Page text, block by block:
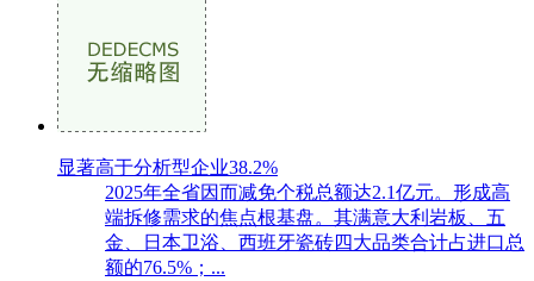
显著高于分析型企业38.2%
2025年全省因而减免个税总额达2.1亿元。形成高
端拆修需求的焦点根基盘。其满意大利岩板、五
金、日本卫浴、西班牙瓷砖四大品类合计占进口总
额的76.5%；...